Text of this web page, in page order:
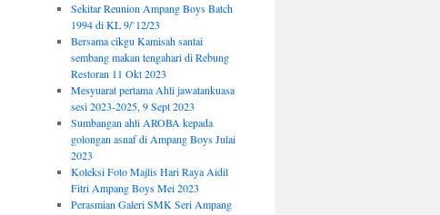
Sekitar Reunion Ampang Boys Batch
1994 di KL 9/`12/23
Bersama cikgu Kamisah santai
sembang makan tengahari di Rebung
Restoran 11 Okt 2023
Mesyuarat pertama Ahli jawatankuasa
sesi 2023-2025, 9 Sept 2023
Sumbangan ahli AROBA kepada
golongan asnaf di Ampang Boys Julai
2023
Koleksi Foto Majlis Hari Raya Aidil
Fitri Ampang Boys Mei 2023
Perasmian Galeri SMK Seri Ampang